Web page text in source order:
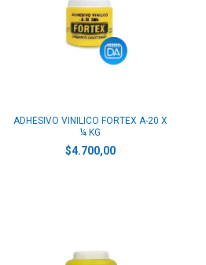
ADHESIVO VINILICO FORTEX A-20 X
¼ KG
$4.700,00